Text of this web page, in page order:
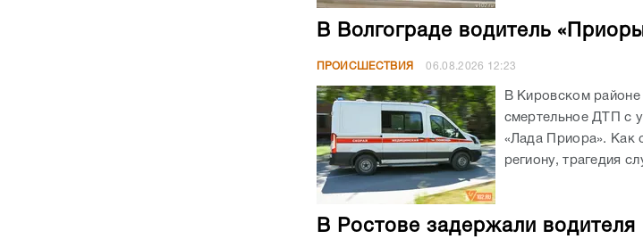
В Волгограде водитель
ПРОИСШЕСТВИЯ 06.08.2026 12:23
В Кировском
смертельное ДТП с
«Лада Приора». Как
региону, трагедия
В Ростове задержали